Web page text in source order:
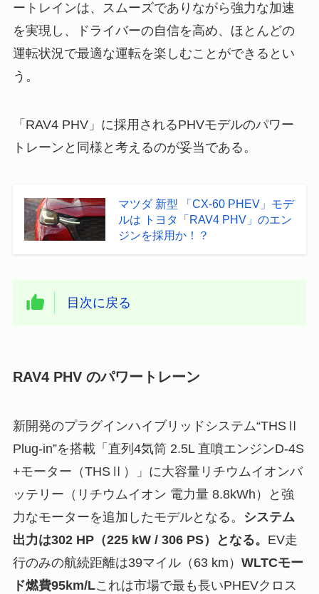
ートレインは、スムーズでありながら強力な加速
を実現し、ドライバーの自信を高め、ほとんどの
運転状況で最適な運転を楽しむことができるとい
う。
「RAV4 PHV」に採用されるPHVモデルのパワー
トレーンと同様と考えるのが妥当である。
マツダ 新型 「CX-60 PHEV」モデ
ルは トヨタ「RAV4 PHV」のエン
ジンを採用か！？
目次に戻る
RAV4 PHV のパワートレーン
新開発のプラグインハイブリッドシステム“THSⅡ
Plug-in”を搭載「直列4気筒 2.5L 直噴エンジンD-4S
+モーター（THSⅡ）」に大容量リチウムイオンバ
ッテリー（リチウムイオン 電力量 8.8kWh）と強
力なモーターを追加したモデルとなる。
システム
出力は302 HP（225 kW / 306 PS）となる。 EV走
行のみの航続距離は39マイル（63 km） WLTCモー
ド燃費95km/Lこれは市場で最も長いPHEVクロス